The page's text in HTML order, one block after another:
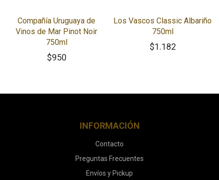
Compañía Uruguaya de
Vinos de Mar Pinot Noir
750ml
$950
Los Vascos Classic Albariño
750ml
$1.182
INFORMACIÓN
Contacto
Preguntas Frecuentes
Envíos y Pickup